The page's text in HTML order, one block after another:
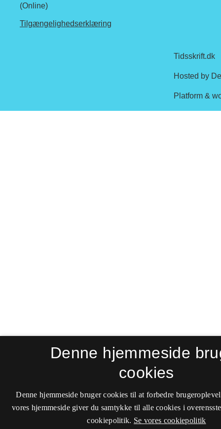
(Online)
Tilgængelighedserklæring
Denne hjemmeside
cookies
Denne hjemmeside bruger cookies til at forbedre
vores hjemmeside giver du samtykke til alle cookies i
cookiepolitik. Se vores cookiepolitik